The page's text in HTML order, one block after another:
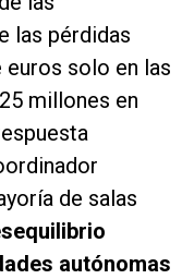
las pérdidas
solo en las
millones en
de salas
autónomas